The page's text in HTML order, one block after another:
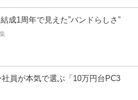
成1周年で見えた”バンドらしさ”
員が本気で選ぶ「10万円台PC3